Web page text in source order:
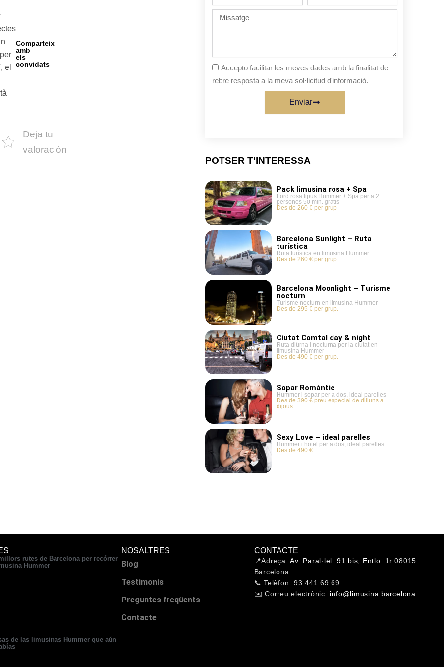
el
Deja tu
valoración
Comparteix
amb
els
convidats
la
festa
persones
Missatge
Accepto facilitar les meves dades amb la finalitat de
rebre resposta a la meva sol·licitud d'informació.
Enviar
POTSER T'INTERESSA
Pack limusina rosa + Spa
Ford rosa tipus Hummer + Spa per a 2
persones 50 min. gratis
Des de 260 € per grup
Barcelona Sunlight – Ruta
turística
Ruta turística en limusina Hummer
Des de 260 € per grup
Barcelona Moonlight – Turisme
nocturn
Turisme nocturn en limusina Hummer
Des de 295 € per grup.
Ciutat Comtal day & night
Ruta diürna i nocturna per la ciutat en
limusina Hummer
Des de 490 € per grup.
Sopar Romàntic
Hummer i sopar per a dos, ideal parelles
Des de 390 € preu especial de dilluns a
dijous.
Sexy Love – ideal parelles
Hummer i hotel per a dos, ideal parelles
Des de 490 €
rutes de Barcelona per recórrer
Hummer
de las limusinas Hummer que aún
NOSALTRES
Blog
Testimonis
Preguntes freqüents
Contacte
CONTACTE
📍Adreça:Av. Paral·lel, 91 bis, Entlo. 1r 08015
Barcelona
📞 Telèfon: 93 441 69 69
✉️ Correu electrònic: info@limusina.barcelona